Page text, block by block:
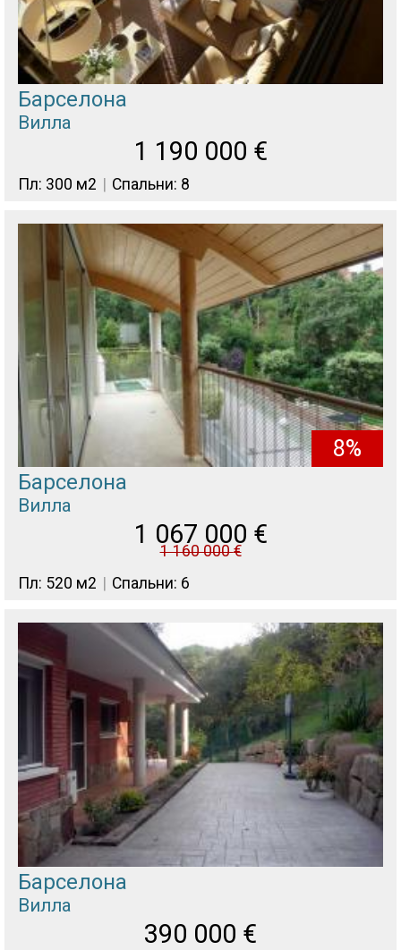
Барселона
Вилла
1 190 000 €
Пл: 300 м2 Спальни: 8
8%
Барселона
Вилла
1 067 000 €
1 160 000€
Пл: 520 м2
Спальни: 6
Барселона
Вилла
390 000 €